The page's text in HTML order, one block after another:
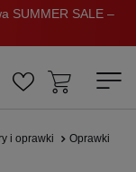
SUMMER SALE –
i oprawki Oprawki